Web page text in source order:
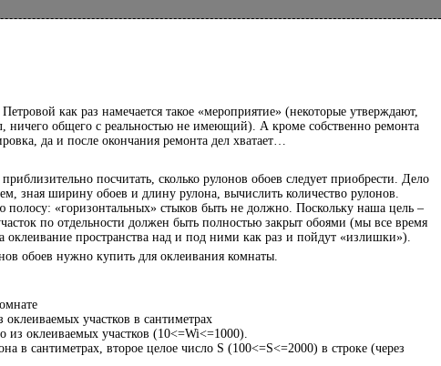
как раз намечается такое «мероприятие» (некоторые утверждают,
ничего общего с реальностью не имеющий). А кроме собственно ремонта
да и после окончания ремонта дел хватает…
посчитать, сколько рулонов обоев следует приобрести. Дело
зная ширину обоев и длину рулона, вычислить количество рулонов.
полосу: «горизонтальных» стыков быть не должно. Поскольку наша цель –
по отдельности должен быть полностью закрыт обоями (мы все время
оклеивание пространства над и под ними как раз и пойдут «излишки»).
обоев нужно купить для оклеивания комнаты.
участков в сантиметрах
оклеиваемых участков (10<=Wi<=1000).
в сантиметрах, второе целое число S (100<=S<=2000) в строке (через